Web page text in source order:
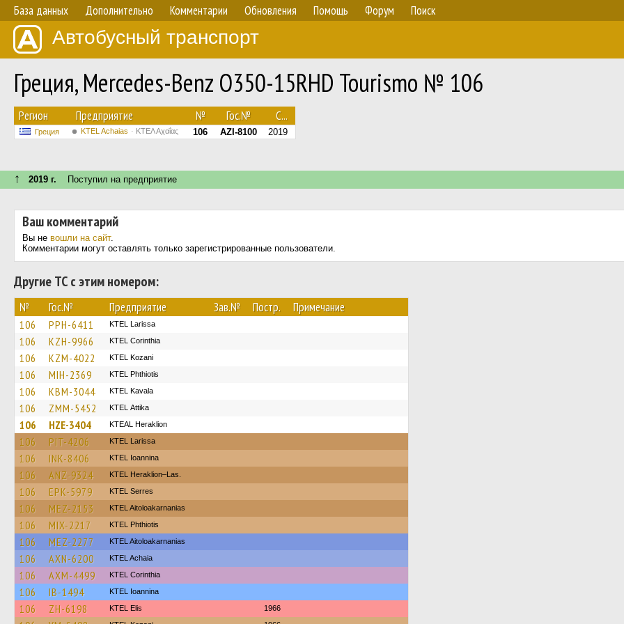
База данных Дополнительно Комментарии Обновления Помощь Форум Поиск
Автобусный транспорт
Греция, Mercedes-Benz O350-15RHD Tourismo № 106
Регион Предприятие № Гос.№ С...
Греция KTEL Achaias ΚΤΕΛ Αχαΐας 106 AZI-8100 2019
↑ 2019 г. Поступил на предприятие
Ваш комментарий
Вы не вошли на сайт.
Комментарии могут оставлять только зарегистрированные пользователи.
Другие ТС с этим номером:
№ Гос.№ Предприятие Зав.№ Постр. Примечание
106 PPH-6411 KTEL Larissa
106 KZH-9966 KTEL Corinthia
106 KZM-4022 ΚΤΕL Kozani
106 MIH-2369 ΚΤΕL Phthiotis
106 KBM-3044 KTEL Kavala
106 ZMM-5452 KΤΕL Αttika
106 HZE-3404 KTEAL Heraklion
106 PIT-4206 KTEL Larissa
106 INK-8406 KTEL Ioannina
106 ANZ-9324 KTEL Heraklion–Las.
106 EPK-5979 KTEL Serres
106 MEZ-2153 KTEL Aitoloakarnanias
106 MIX-2217 ΚΤΕL Phthiotis
106 MEZ-2277 KTEL Aitoloakarnanias
106 AXN-6200 KTEL Achaia
106 AXM-4499 KTEL Corinthia
106 IB-1494 KTEL Ioannina
106 ZH-6198 KTEL Elis 1966